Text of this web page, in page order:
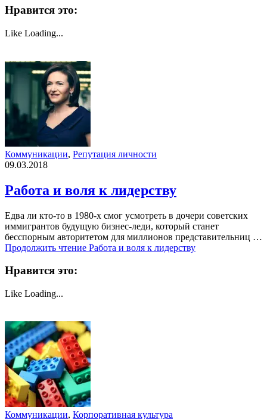
Нравится это:
Like Loading...
Коммуникации, Репутация личности
09.03.2018
Работа и воля к лидерству
Едва ли кто-то в 1980-х смог усмотреть в дочери советских
иммигрантов будущую бизнес-леди, который станет
бесспорным авторитетом для миллионов представительниц …
Продолжить чтение Работа и воля к лидерству
Нравится это:
Like Loading...
Коммуникации, Корпоративная культура